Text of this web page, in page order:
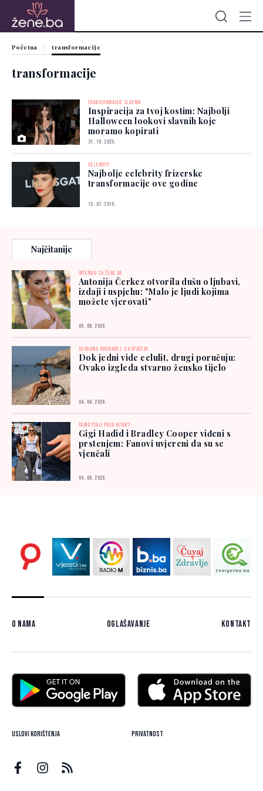
Početna transformacije
transformacije
TRANSFORMACIJE SLAVNIH
Inspiracija za tvoj kostim: Najbolji
Halloween lookovi slavnih koje
moramo kopirati
31. 10. 2025.
CELEBRITY
Najbolje celebrity frizerske
transformacije ove godine
15. 07. 2019.
Najčitanije
INTERVJU ZA ŽENE.BA
Antonija Čerkez otvorila dušu o ljubavi,
izdaji i uspjehu: "Malo je ljudi kojima
možete vjerovati"
05. 08. 2026.
GEORGINA RODRIGUEZ U KUPAĆEM
Dok jedni vide celulit, drugi poručuju:
Ovako izgleda stvarno žensko tijelo
04. 08. 2026.
TAJNO STALI PRED OLTAR?
Gigi Hadid i Bradley Cooper viđeni s
prstenjem: Fanovi uvjereni da su se
vjenčali
04. 08. 2026.
O nama Oglašavanje Kontakt
Uslovi korištenja Privatnost